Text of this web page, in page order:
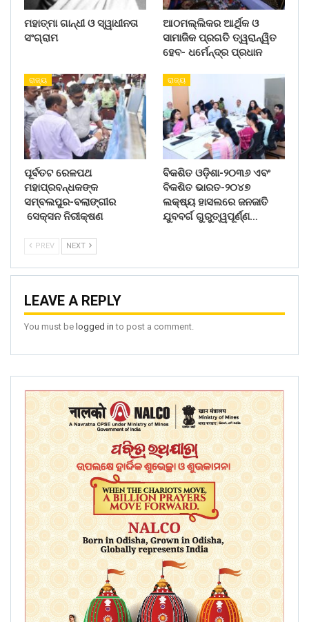
ମହାତ୍ମା ଗାନ୍ଧୀ ଓ ସ୍ୱାଧୀନତା
ସଂଗ୍ରାମ
ଆଠମଲ୍ଲିକର ଆର୍ଥିକ ଓ
ସାମାଜିକ ପ୍ରଗତି ତ୍ୱରାନ୍ୱିତ
ହେବ- ଧର୍ମେନ୍ଦ୍ର ପ୍ରଧାନ
ରାଜ୍ୟ
ପୂର୍ବତଟ ରେଳପଥ
ମହାପ୍ରବନ୍ଧକଙ୍କ
ସମ୍ବଲପୁର-ବଲାଙ୍ଗୀର
ସେକ୍ସନ ନିରୀକ୍ଷଣ
ରାଜ୍ୟ
ବିକଶିତ ଓଡ଼ିଶା-୨୦୩୬ ଏବଂ
ବିକଶିତ ଭାରତ-୨୦୪୭
ଲକ୍ଷ୍ୟ ହାସଲରେ ଜନଜାତି
ଯୁବବର୍ଗ ଗୁରୁତ୍ୱପୂର୍ଣ୍ଣ…
PREV NEXT
LEAVE A REPLY
You must be logged in to post a comment.